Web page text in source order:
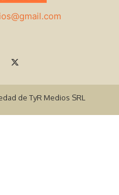
de TyR Medios SRL